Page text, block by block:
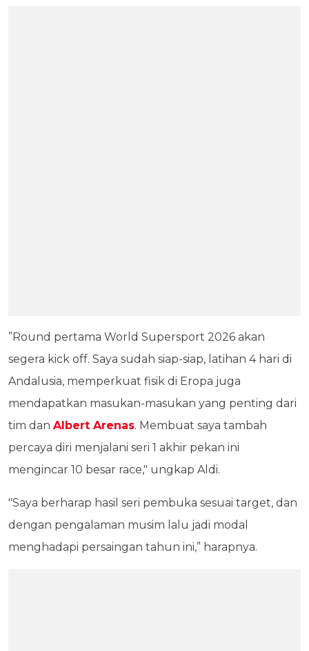
”Round pertama World Supersport 2026 akan
segera kick off. Saya sudah siap-siap, latihan 4 hari di
Andalusia, memperkuat fisik di Eropa juga
mendapatkan masukan-masukan yang penting dari
tim dan Albert Arenas. Membuat saya tambah
percaya diri menjalani seri 1 akhir pekan ini
mengincar 10 besar race," ungkap Aldi.
"Saya berharap hasil seri pembuka sesuai target, dan
dengan pengalaman musim lalu jadi modal
menghadapi persaingan tahun ini,” harapnya.